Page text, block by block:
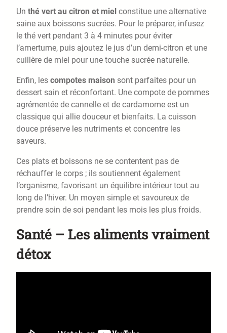
Un thé vert au citron et miel constitue une alternative
saine aux boissons sucrées. Pour le préparer, infusez
le thé vert pendant 3 à 4 minutes pour éviter
l’amertume, puis ajoutez le jus d’un demi-citron et une
cuillère de miel pour une touche sucrée naturelle.
Enfin, les compotes maison sont parfaites pour un
dessert sain et réconfortant. Une compote de pommes
agrémentée de cannelle et de cardamome est un
classique qui allie douceur et bienfaits. La cuisson
douce préserve les nutriments et concentre les
saveurs.
Ces plats et boissons ne se contentent pas de
réchauffer le corps ; ils soutiennent également
l’organisme, favorisant un équilibre intérieur tout au
long de l’hiver. Un moyen simple et savoureux de
prendre soin de soi pendant les mois les plus froids.
Santé – Les aliments vraiment
détox